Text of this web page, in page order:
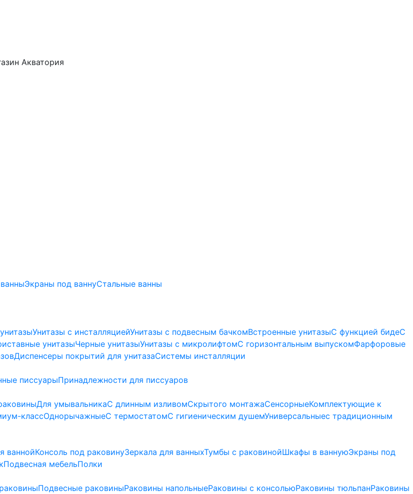
Акватория
Экраны под ваннуСтальные ванны
Унитазы с инсталляциейУнитазы с подвесным бачкомВстроенные унитазыС функцией бидеС
унитазыЧерные унитазыУнитазы с микролифтомC горизонтальным выпускомФарфоровые
Диспенсеры покрытий для унитазаСистемы инсталляции
писсуарыПринадлежности для писсуаров
Для умывальникаС длинным изливомСкрытого монтажаСенсорныеКомплектующие к
классОднорычажныеС термостатомС гигиеническим душемУниверсальныес традиционным
ваннойКонсоль под раковинуЗеркала для ванныхТумбы с раковинойШкафы в ваннуюЭкраны под
Подвесная мебельПолки
Подвесные раковиныРаковины напольныеРаковины с консольюРаковины тюльпанРаковины